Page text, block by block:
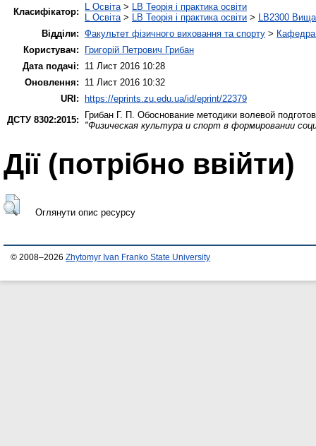
Класифікатор:
L Освіта > LB Теорія і практика освіти
L Освіта > LB Теорія і практика освіти > LB2300 Вища
Відділи: Факультет фізичного виховання та спорту > Кафедра
Користувач:
Григорій Петрович Грибан
Дата подачі:
11 Лист 2016 10:28
Оновлення:
11 Лист 2016 10:32
URI: https://eprints.zu.edu.ua/id/eprint/22379
ДСТУ 8302:2015:
Грибан Г. П. Обоснование методики волевой
"Физическая культура и спорт в формировании
Дії ​​(потрібно ввійти)
Оглянути опис ресурсу
© 2008–2026 Zhytomyr Ivan Franko State University